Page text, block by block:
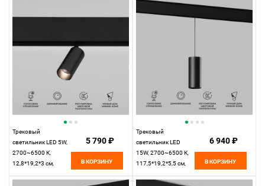
Elektrostandard Slim
Magnetic 85071/01
Трековый
светильник LED 5W,
2700~6500 К,
12,8*19,2*3 см,
5 790 ₽
В КОРЗИНУ
Трековый
светильник LED
15W, 2700~6500 К,
117,5*19,2*5,5 см,
Elektrostandard Slim
6 940 ₽
В КОРЗИНУ